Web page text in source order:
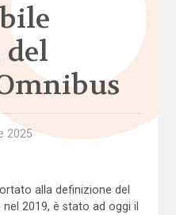
del
2025
alla definizione del
2019, è stato ad oggi il